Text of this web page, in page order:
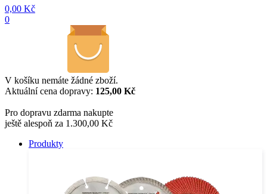
0,00 Kč
0
V košíku nemáte žádné zboží.
Aktuální cena dopravy: 125,00 Kč
Pro dopravu zdarma nakupte
ještě alespoň za 1.300,00 Kč
Produkty